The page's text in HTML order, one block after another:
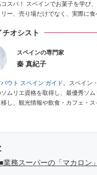
コスパ！ スペインでお菓子を学び
ー、売り場だけでなく、実際に
チオシスト
スペインの専門家
秦 真紀子
ウト スペイン ガイド。
スペイン
ソムリエ資格を取得し、最優秀ソ
し、観光情報や飲食・カフェ・
■経歴：ワイナリ
ついての講演などの経験あり。
執筆、著書5冊あり。 現在は、拠
いてのコンテンツの執筆や、広報
■業務スーパーの「マカロン